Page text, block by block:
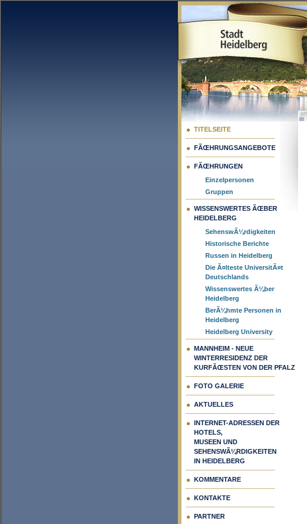
TITELSEITE
FÃŒHRUNGSANGEBOTE
FÃŒHRUNGEN
Einzelpersonen
Gruppen
WISSENSWERTES ÃŒBER
HEIDELBERG
SehenswÃ¼rdigkeiten
Historische Berichte
Russen in Heidelberg
Die Ã¤lteste UniversitÃ¤t
Deutschlands
Wissenswertes Ã¼ber
Heidelberg
BerÃ¼hmte Personen in
Heidelberg
Heidelberg University
MANNHEIM - NEUE
WINTERRESIDENZ DER
KURFÃŒSTEN VON DER PFALZ
FOTO GALERIE
AKTUELLES
INTERNET-ADRESSEN DER
HOTELS,
MUSEEN UND
SEHENSWÃ¼RDIGKEITEN
IN HEIDELBERG
KOMMENTARE
KONTAKTE
PARTNER